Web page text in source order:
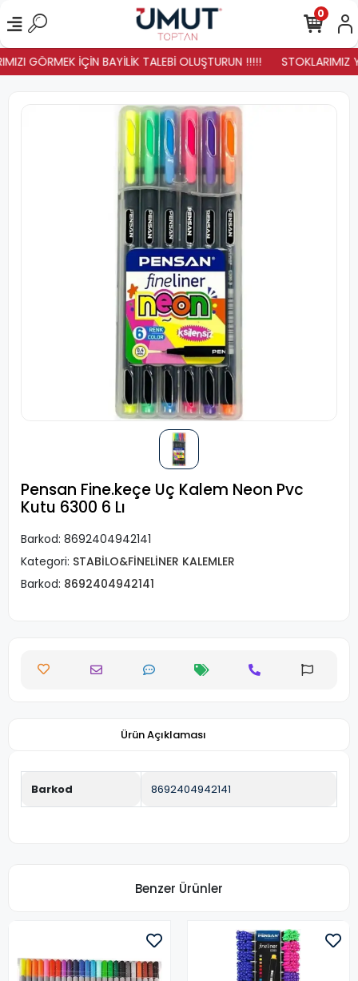
GÖRMEK İÇİN BAYİLİK TALEBİ OLUŞTURUN !!!!! STOKLARIMIZ
0
Pensan Fine.keçe Uç Kalem Neon Pvc
Kutu 6300 6 Lı
Barkod: 8692404942141
Kategori: STABİLO&FİNELİNER KALEMLER
Barkod: 8692404942141
Ürün Açıklaması
Barkod 8692404942141
Benzer Ürünler